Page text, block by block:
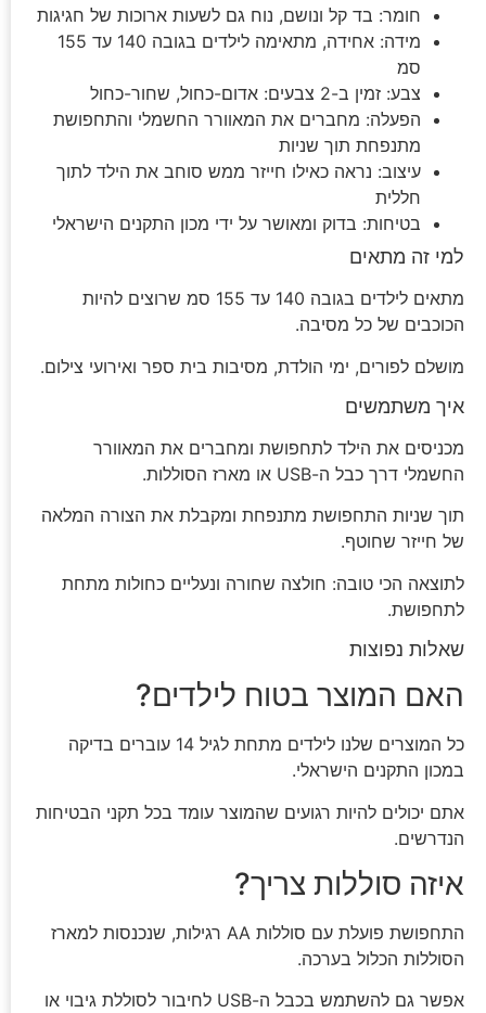
חומר: בד קל ונושם, נוח גם לשעות ארוכות של חגיגות
מידה: אחידה, מתאימה לילדים בגובה 140 עד 155
סמ
צבע: זמין ב-2 צבעים: אדום-כחול, שחור-כחול
הפעלה: מחברים את המאוורר החשמלי והתחפושת
מתנפחת תוך שניות
עיצוב: נראה כאילו חייזר ממש סוחב את הילד לתוך
חללית
בטיחות: בדוק ומאושר על ידי מכון התקנים הישראלי
למי זה מתאים
מתאים לילדים בגובה 140 עד 155 סמ שרוצים להיות
הכוכבים של כל מסיבה.
מושלם לפורים, ימי הולדת, מסיבות בית ספר ואירועי צילום.
איך משתמשים
מכניסים את הילד לתחפושת ומחברים את המאוורר
החשמלי דרך כבל ה-USB או מארז הסוללות.
תוך שניות התחפושת מתנפחת ומקבלת את הצורה המלאה
של חייזר שחוטף.
לתוצאה הכי טובה: חולצה שחורה ונעליים כחולות מתחת
לתחפושת.
שאלות נפוצות
האם המוצר בטוח לילדים?
כל המוצרים שלנו לילדים מתחת לגיל 14 עוברים בדיקה
במכון התקנים הישראלי.
אתם יכולים להיות רגועים שהמוצר עומד בכל תקני הבטיחות
הנדרשים.
איזה סוללות צריך?
התחפושת פועלת עם סוללות AA רגילות, שנכנסות למארז
הסוללות הכלול בערכה.
אפשר גם להשתמש בכבל ה-USB לחיבור לסוללת גיבוי או